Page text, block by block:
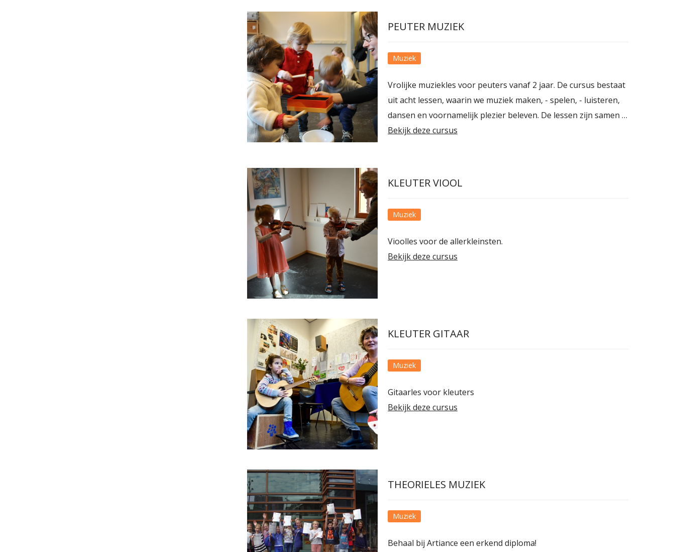
PEUTER MUZIEK
Muziek
Vrolijke muziekles voor peuters vanaf 2 jaar. De cursus bestaat
uit acht lessen, waarin we muziek maken, - spelen, - luisteren,
dansen en voornamelijk plezier beleven. De lessen zijn samen …
Bekijk deze cursus
KLEUTER VIOOL
Muziek
Vioolles voor de allerkleinsten.
Bekijk deze cursus
KLEUTER GITAAR
Muziek
Gitaarles voor kleuters
Bekijk deze cursus
THEORIELES MUZIEK
Muziek
Behaal bij Artiance een erkend diploma!